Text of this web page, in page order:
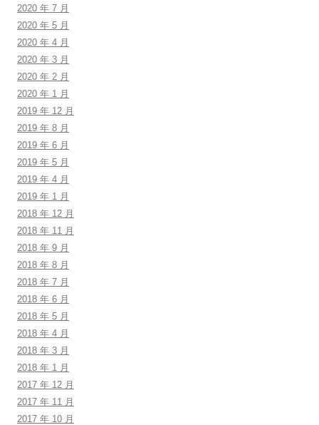
2020 年 7 月
2020 年 5 月
2020 年 4 月
2020 年 3 月
2020 年 2 月
2020 年 1 月
2019 年 12 月
2019 年 8 月
2019 年 6 月
2019 年 5 月
2019 年 4 月
2019 年 1 月
2018 年 12 月
2018 年 11 月
2018 年 9 月
2018 年 8 月
2018 年 7 月
2018 年 6 月
2018 年 5 月
2018 年 4 月
2018 年 3 月
2018 年 1 月
2017 年 12 月
2017 年 11 月
2017 年 10 月